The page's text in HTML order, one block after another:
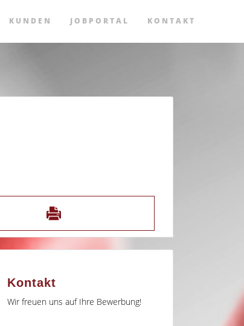
KUNDEN JOBPORTAL KONTAKT
Kontakt
Wir freuen uns auf Ihre Bewerbung!